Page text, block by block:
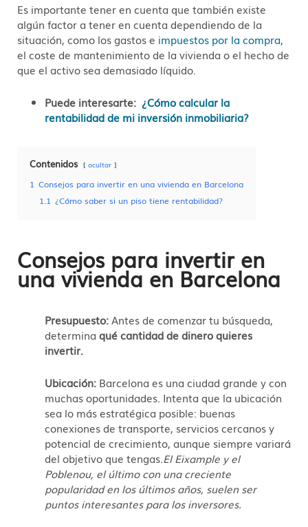
Es importante tener en cuenta que también existe
algún factor a tener en cuenta dependiendo de la
situación, como los gastos e impuestos por la compra,
el coste de mantenimiento de la vivienda o el hecho de
que el activo sea demasiado líquido.
Puede interesarte: ¿Cómo calcular la
rentabilidad de mi inversión inmobiliaria?
Contenidos ocultar
1 Consejos para invertir en una vivienda en Barcelona
1.1 ¿Cómo saber si un piso tiene rentabilidad?
Consejos para invertir en
una vivienda en Barcelona
Presupuesto:Antes de comenzar tu búsqueda,
determina qué cantidad de dinero quieres
invertir.
Ubicación: Barcelona es una ciudad grande y con
muchas oportunidades. Intenta que la ubicación
sea lo más estratégica posible: buenas
conexiones de transporte, servicios cercanos y
potencial de crecimiento, aunque siempre variará
del objetivo que tengas. El Eixample y el
Poblenou, el último con una creciente
popularidad en los últimos años, suelen ser
puntos interesantes para los inversores.